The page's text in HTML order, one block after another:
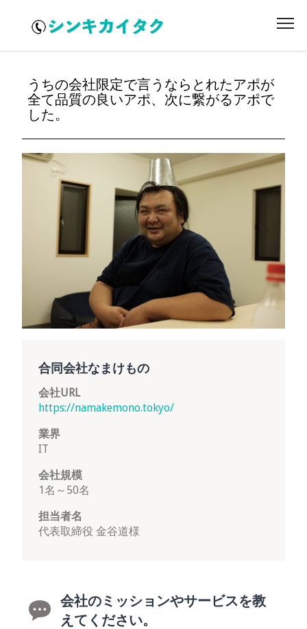
うちの会社限定で言うならとれたアポが
全て品質の良いアポ、次に繋がるアポで
した。
合同会社なまけもの
会社URL
https://namakemono.tokyo/
業界
IT
会社規模
1名～50名
担当者名
代表取締役 金谷道様
会社のミッションやサービスを教
えてください。